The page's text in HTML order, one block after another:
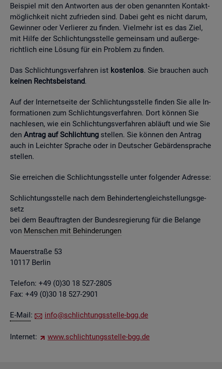
Bei­spiel mit den Ant­wor­ten aus der oben ge­nann­ten Kon­takt­
mög­lich­keit nicht zu­frie­den sind. Dabei geht es nicht darum,
Ge­win­ner oder Ver­lie­rer zu fin­den. Viel­mehr ist es das Ziel,
mit Hilfe der Schlich­tungs­stel­le ge­mein­sam und au­ßer­ge­
richt­lich eine Lö­sung für ein Pro­blem zu fin­den.
Das Schlich­tungs­ver­fah­ren ist kos­ten­los. Sie brau­chen auch
kei­nen Rechts­bei­stand.
Auf der In­ter­net­sei­te der Schlich­tungs­stel­le fin­den Sie alle In­
for­ma­tio­nen zum Schlich­tungs­ver­fah­ren. Dort kön­nen Sie
nach­le­sen, wie ein Schlich­tungs­ver­fah­ren ab­läuft und wie Sie
den An­trag auf Schlich­tung stel­len. Sie kön­nen den An­trag
auch in Leich­ter Spra­che oder in Deut­scher Ge­bär­den­spra­che
stel­len.
Sie er­rei­chen die Schlich­tungs­stel­le unter fol­gen­der Adres­se:
Schlich­tungs­stel­le nach dem Be­hin­der­ten­gleich­stel­lungs­ge­
setz
bei dem Be­auf­trag­ten der Bun­des­re­gie­rung für die Be­lan­ge
von Men­schen mit Be­hin­de­run­gen
Mau­er­stra­ße 53
10117 Ber­lin
Te­le­fon: +49 (0)30 18 527-2805
Fax: +49 (0)30 18 527-2901
E-Mail: info@​sch​lich​tung​sste​lle-​bgg.​de
In­ter­net: www.​sch​lich​tung​sste​lle-​bgg.​de